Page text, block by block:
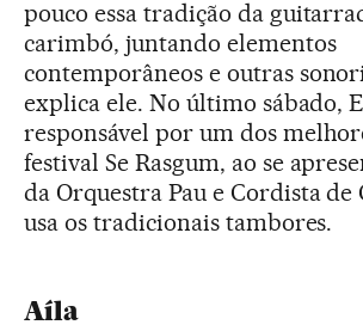
pouco essa tradição da
carimbó, juntando elementos
contemporâneos e outras
explica ele. No último sábado,
responsável por um dos
festival Se Rasgum, ao se
da Orquestra Pau e Cordista
usa os tradicionais tambores.
Aíla